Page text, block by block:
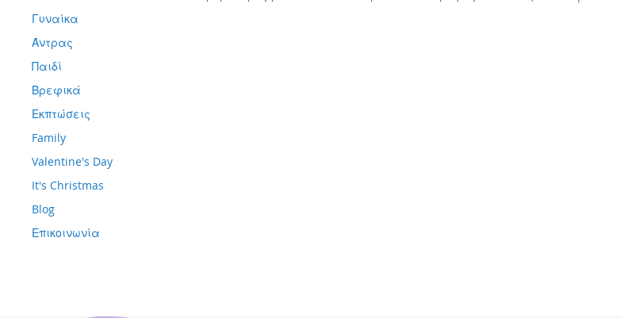
περιεχόμενο
Γυναίκα
Άντρας
Παιδί
Βρεφικά
Εκπτώσεις
Family
Valentine's Day
It's Christmas
Blog
Επικοινωνία